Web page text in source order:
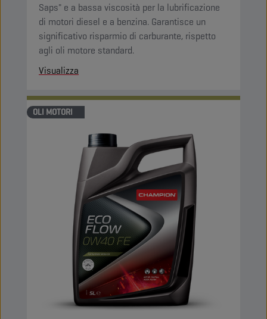
Saps" e a bassa viscosità per la lubrificazione
di motori diesel e a benzina. Garantisce un
significativo risparmio di carburante, rispetto
agli oli motore standard.
Visualizza
OLI MOTORI